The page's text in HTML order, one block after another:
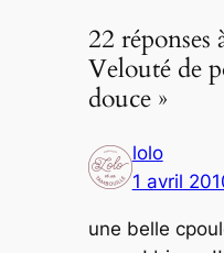
22 réponses
Velouté de
douce »
lolo
1 avril
une belle